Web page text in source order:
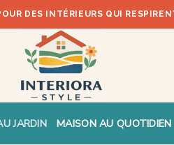
DES INTÉRIEURS QUI
JARDIN MAISON AU QUOTIDIEN